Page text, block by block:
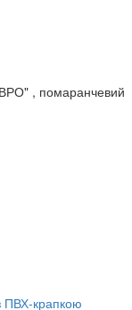
, помаранчевий